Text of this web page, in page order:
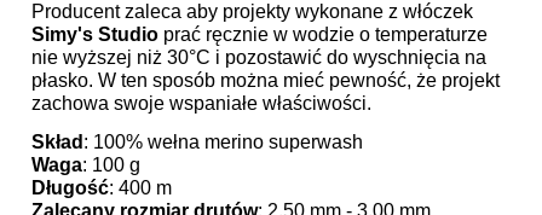
Producent zaleca aby projekty wykonane z włóczek
Simy's Studio prać ręcznie w wodzie o temperaturze
nie wyższej niż 30°C i pozostawić do wyschnięcia na
płasko. W ten sposób można mieć pewność, że projekt
zachowa swoje wspaniałe właściwości.
Skład : 100% wełna merino superwash
Waga: 100 g
Długość: 400 m